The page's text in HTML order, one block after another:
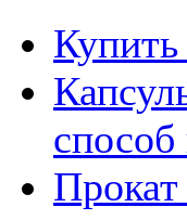
способ